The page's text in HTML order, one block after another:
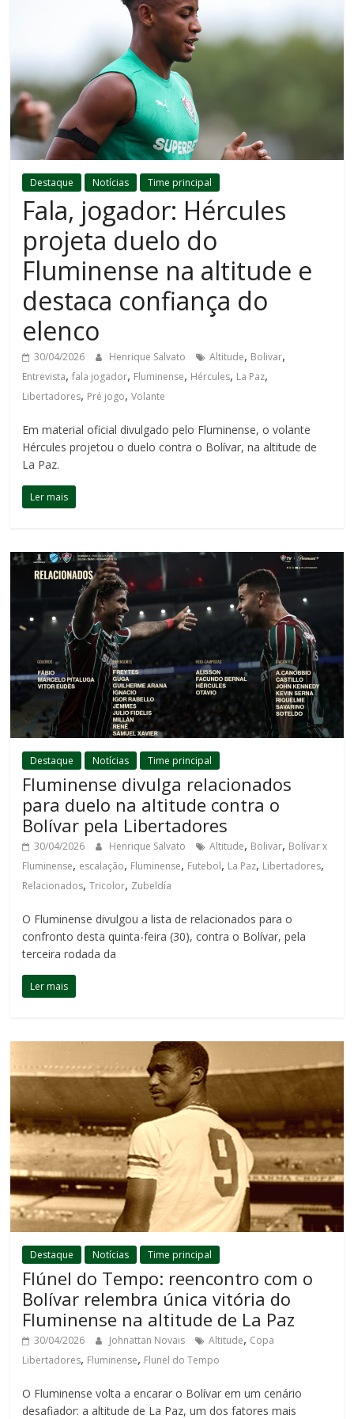
Destaque Notícias Time principal
Fala, jogador: Hércules
projeta duelo do
Fluminense na altitude e
destaca confiança do
elenco
30/04/2026 Henrique Salvato Altitude, Bolivar,
Entrevista,fala jogador, Fluminense, Hércules, La Paz,
Libertadores, Pré jogo,Volante
Em material oficial divulgado pelo Fluminense, o volante
Hércules projetou o duelo contra o Bolívar, na altitude de
La Paz.
Ler mais
Destaque Notícias Time principal
Fluminense divulga relacionados
para duelo na altitude contra o
Bolívar pela Libertadores
30/04/2026 Henrique Salvato Altitude, Bolivar, Bolívar x
Fluminense, escalação, Fluminense, Futebol, La Paz, Libertadores,
Relacionados,Tricolor, Zubeldía
O Fluminense divulgou a lista de relacionados para o
confronto desta quinta-feira (30), contra o Bolívar, pela
terceira rodada da
Ler mais
Destaque Notícias Time principal
Flúnel do Tempo: reencontro com o
Bolívar relembra única vitória do
Fluminense na altitude de La Paz
30/04/2026 Johnattan Novais Altitude, Copa
Libertadores, Fluminense, Flunel do Tempo
O Fluminense volta a encarar o Bolívar em um cenário
desafiador: a altitude de La Paz, um dos fatores mais